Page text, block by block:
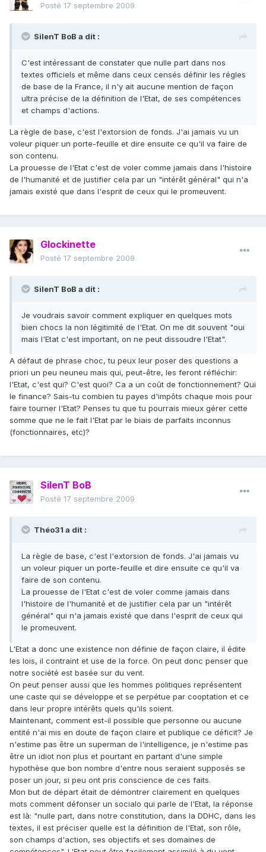
Posté 17 septembre 2009
SilenT BoB a dit :
C'est intéressant de constater que nulle part dans nos
textes officiels et même dans ceux censés définir les régles
de base de la France, il n'y ait aucune mention de façon
ultra précise de la définition de l'Etat, de ses compétences
et champs d'actions.
La règle de base, c'est l'extorsion de fonds. J'ai jamais vu un
voleur piquer un porte-feuille et dire ensuite ce qu'il va faire de
son contenu.
La prouesse de l'Etat c'est de voler comme jamais dans l'histoire
de l'humanité et de justifier cela par un "intérêt général" qui n'a
jamais existé que dans l'esprit de ceux qui le promeuvent.
Glockinette
Posté 17 septembre 2009
SilenT BoB a dit :
Je voudrais savoir comment expliquer en quelques mots
bien chocs la non légitimité de l'Etat. On me dit souvent "oui
mais l'Etat c'est important, on ne peut dissoudre l'Etat".
A défaut de phrase choc, tu peux leur poser des questions a
priori un peu neuneu mais qui, peut-être, les feront réfléchir:
l'Etat, c'est qui? C'est quoi? Ca a un coût de fonctionnement? Qui
le finance? Sais-tu combien tu payes d'impôts chaque mois pour
faire tourner l'Etat? Penses tu que tu pourrais mieux gérer cette
somme que ne le fait l'Etat par le biais de parfaits inconnus
(fonctionnaires, etc)?
SilenT BoB
Posté 17 septembre 2009
Théo31 a dit :
La règle de base, c'est l'extorsion de fonds. J'ai jamais vu
un voleur piquer un porte-feuille et dire ensuite ce qu'il va
faire de son contenu.
La prouesse de l'Etat c'est de voler comme jamais dans
l'histoire de l'humanité et de justifier cela par un "intérêt
général" qui n'a jamais existé que dans l'esprit de ceux qui
le promeuvent.
L'Etat a donc une existence non définie de façon claire, il édite
les lois, il contraint et use de la force. On peut donc penser que
notre société est basée sur du vent.
On peut penser aussi que les hommes politiques représentent
une caste qui se développe et se perpétue par cooptation et ce
dans leur propre intérêts quels qu'ils soient.
Maintenant, comment est-il possible que personne ou aucune
entité n'ai mis en doute de façon claire et publique ce déficit? Je
n'estime pas être un superman de l'intelligence, je n'estime pas
être un idiot non plus et pourtant en partant d'une simple
hypothèse que bon nombre d'entre nous seraient supposés se
poser un jour, si peu ont pris conscience de ces faits.
Mon but de départ était de démontrer clairement en quelques
mots comment défonser un socialo qui parle de l'Etat, la réponse
est là: "nulle part, dans notre constitution, dans la DDHC, dans les
textes, il est préciser quelle est la définition de l'Etat, son rôle,
son champs d'action, ses objectifs et ses domaines de